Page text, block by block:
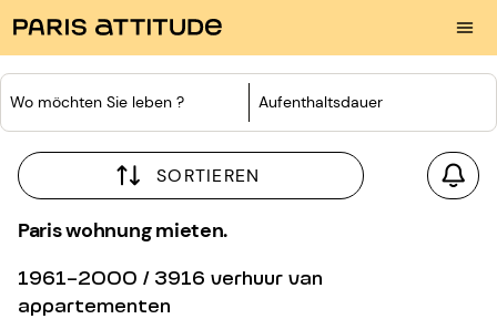
Wo möchten Sie leben ? Aufenthaltsdauer
SORTIEREN
Paris wohnung mieten.
1961-2000 / 3916 verhuur van
appartementen